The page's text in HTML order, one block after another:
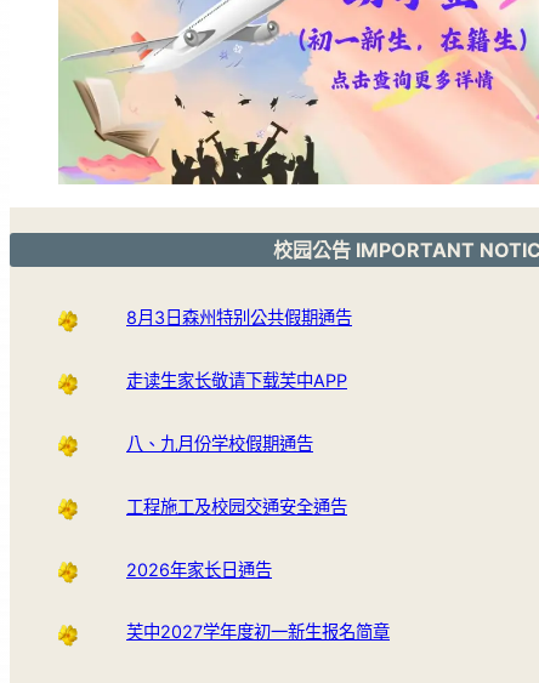
校园公告 IMPORTANT
8月3日森州特别公共假期通告
走读生家长敬请下载芙中APP
八、九月份学校假期通告
工程施工及校园交通安全通告
2026年家长日通告
芙中2027学年度初一新生报名简章